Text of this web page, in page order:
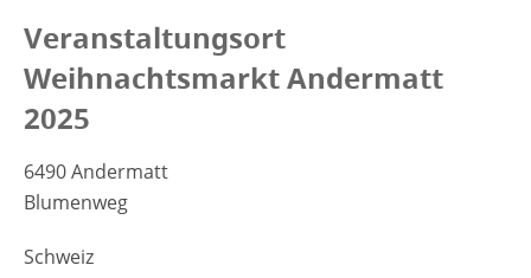
Veranstaltungsort
Weihnachtsmarkt Andermatt
2025
6490 Andermatt
Blumenweg
Schweiz